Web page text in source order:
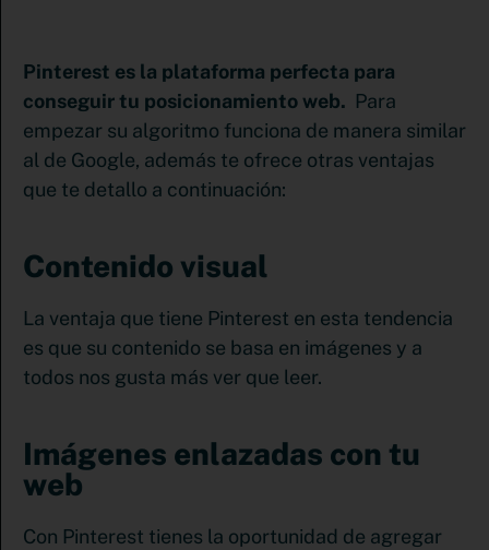
Pinterest es la plataforma perfecta para
conseguir tu posicionamiento web. Para
empezar su algoritmo funciona de manera similar
al de Google, además te ofrece otras ventajas
que te detallo a continuación:
Contenido visual
La ventaja que tiene Pinterest en esta tendencia
es que su contenido se basa en imágenes y a
todos nos gusta más ver que leer.
Imágenes enlazadas con tu
web
Con Pinterest tienes la oportunidad de agregar